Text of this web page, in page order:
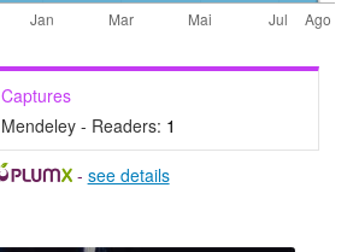
Captures
Mendeley - Readers: 1
- see details